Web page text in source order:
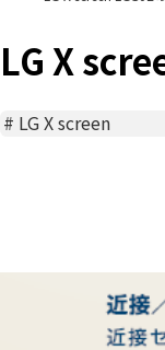
LG X
# LG X screen